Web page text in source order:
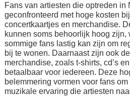
Fans van artiesten die optreden
geconfronteerd met hoge kosten
concertkaartjes en merchandise.
kunnen soms behoorlijk hoog zijn,
sommige fans lastig kan zijn om
bij te wonen. Daarnaast zijn ook
merchandise, zoals t-shirts, cd’s
betaalbaar voor iedereen. Deze
belemmering vormen voor fans
muzikale ervaring die artiesten